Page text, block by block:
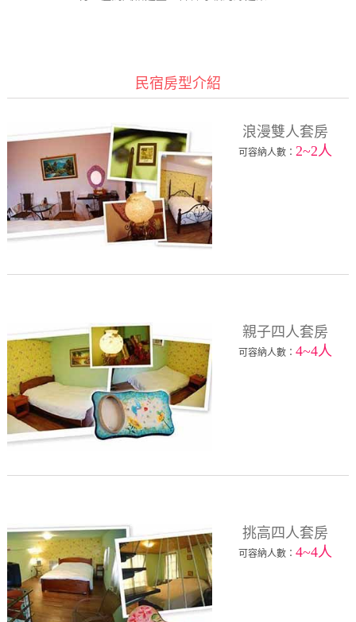
民宿房型介紹
浪漫雙人套房
可容納人數： 2~2人
親子四人套房
可容納人數：4~4人
挑高四人套房
可容納人數：4~4人